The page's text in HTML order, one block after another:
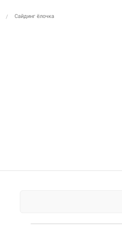
/ Сайдинг ёлочка